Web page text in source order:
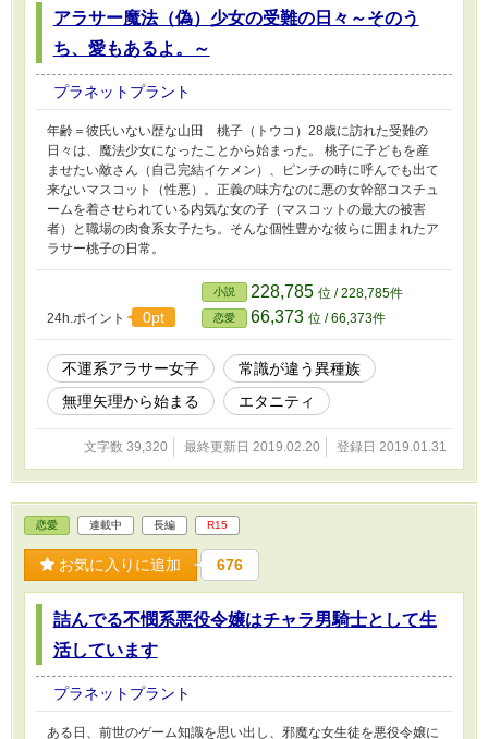
アラサー魔法（偽）少女の受難の日々～そのう
ち、愛もあるよ。～
プラネットプラント
年齢＝彼氏いない歴な山田 桃子（トウコ）28歳に訪れた受難の
日々は、魔法少女になったことから始まった。 桃子に子どもを産
ませたい敵さん（自己完結イケメン）、ピンチの時に呼んでも出て
来ないマスコット（性悪）。正義の味方なのに悪の女幹部コスチュ
ームを着させられている内気な女の子（マスコットの最大の被害
者）と職場の肉食系女子たち。そんな個性豊かな彼らに囲まれたア
ラサー桃子の日常。
24h.ポイント 0pt
小説 228,785 位 / 228,785件
恋愛 66,373 位 / 66,373件
不運系アラサー女子
常識が違う異種族
無理矢理から始まる
エタニティ
文字数 39,320 最終更新日 2019.02.20 登録日 2019.01.31
恋愛 連載中 長編 R15
お気に入りに追加 676
詰んでる不憫系悪役令嬢はチャラ男騎士として生
活しています
プラネットプラント
ある日、前世のゲーム知識を思い出し、邪魔な女生徒を悪役令嬢に